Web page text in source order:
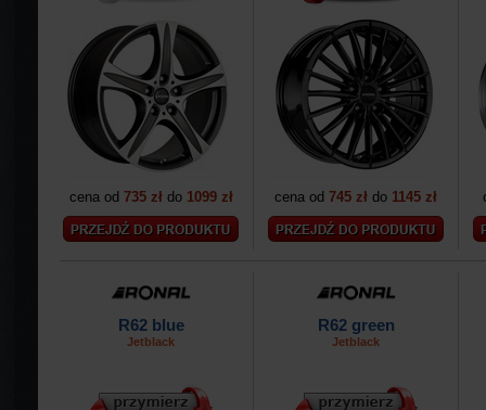
cena od 735 złdo 1099 zł cena od 745 zł do 1145 zł
R62 blue
Jetblack
R62 green
Jetblack